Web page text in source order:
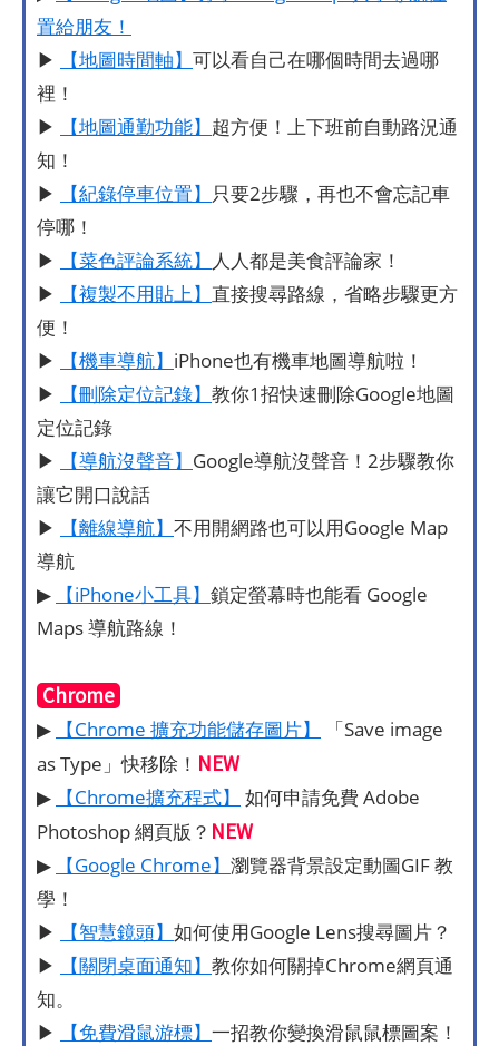
置給朋友！
▶
【地圖時間軸】 可以看自己在哪個時間去過哪
裡！
▶
【地圖通勤功能】 超方便！上下班前自動路況通
知！
▶
【紀錄停車位置】 只要2步驟，再也不會忘記車
停哪！
▶
【菜色評論系統】 人人都是美食評論家！
▶
【複製不用貼上】 直接搜尋路線，省略步驟更方
便！
▶
【機車導航】 iPhone也有機車地圖導航啦！
▶
【刪除定位記錄】 教你1招快速刪除Google地圖
定位記錄
▶
【導航沒聲音】 Google導航沒聲音！2步驟教你
讓它開口說話
▶
【離線導航】 不用開網路也可以用Google Map
導航
▶
【iPhone小工具】 鎖定螢幕時也能看 Google
Maps 導航路線！
Chrome
▶ 【Chrome 擴充功能儲存圖片】
「Save image
as Type」快移除！ NEW
▶ 【Chrome擴充程式】
如何申請免費 Adobe
Photoshop 網頁版？ NEW
▶ 【Google Chrome】 瀏覽器背景設定動圖GIF 教
學！
▶
【智慧鏡頭】 如何使用Google Lens搜尋圖片？
▶
【關閉桌面通知】 教你如何關掉Chrome網頁通
知。
▶
【免費滑鼠游標】 一招教你變換滑鼠鼠標圖案！